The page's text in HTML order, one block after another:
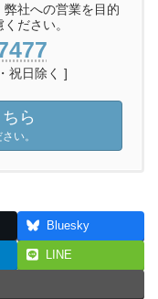
社への営業を目的
ださい。
祝日除く ]
ら
い。
Bluesky
LINE